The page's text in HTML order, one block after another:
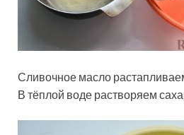
Сливочное масло
В тёплой воде растворяем